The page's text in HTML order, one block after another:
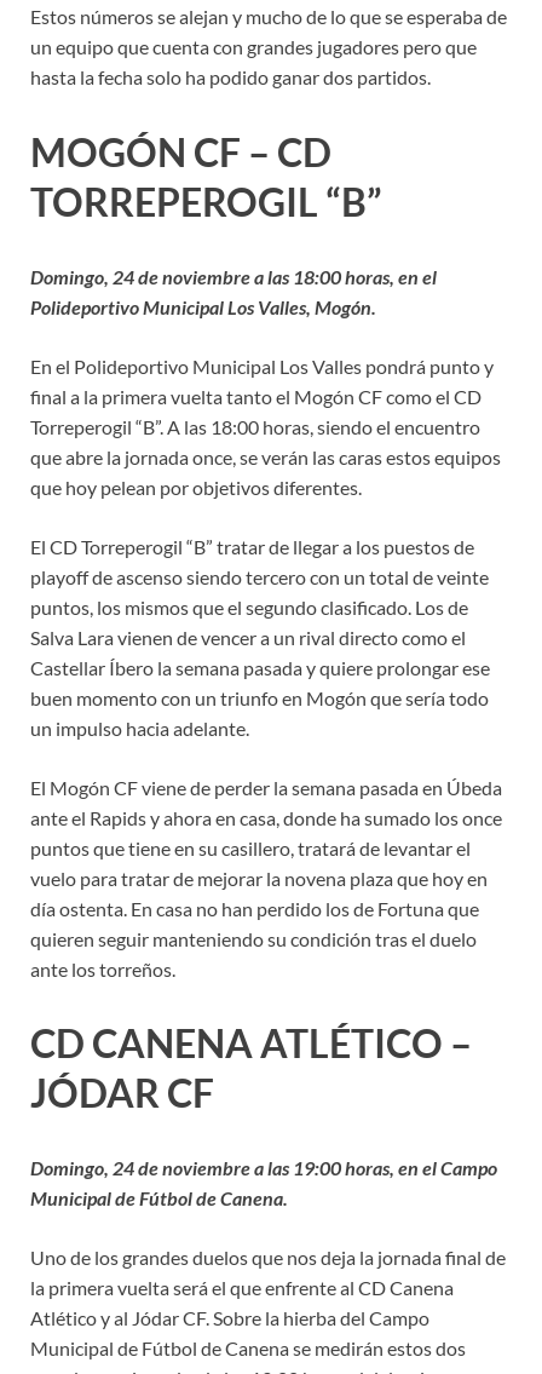
Estos números se alejan y mucho de lo que se esperaba de
un equipo que cuenta con grandes jugadores pero que
hasta la fecha solo ha podido ganar dos partidos.
MOGÓN CF – CD
TORREPEROGIL “B”
Domingo, 24 de noviembre a las 18:00 horas, en el
Polideportivo Municipal Los Valles, Mogón.
En el Polideportivo Municipal Los Valles pondrá punto y
final a la primera vuelta tanto el Mogón CF como el CD
Torreperogil “B”. A las 18:00 horas, siendo el encuentro
que abre la jornada once, se verán las caras estos equipos
que hoy pelean por objetivos diferentes.
El CD Torreperogil “B” tratar de llegar a los puestos de
playoff de ascenso siendo tercero con un total de veinte
puntos, los mismos que el segundo clasificado. Los de
Salva Lara vienen de vencer a un rival directo como el
Castellar Íbero la semana pasada y quiere prolongar ese
buen momento con un triunfo en Mogón que sería todo
un impulso hacia adelante.
El Mogón CF viene de perder la semana pasada en Úbeda
ante el Rapids y ahora en casa, donde ha sumado los once
puntos que tiene en su casillero, tratará de levantar el
vuelo para tratar de mejorar la novena plaza que hoy en
día ostenta. En casa no han perdido los de Fortuna que
quieren seguir manteniendo su condición tras el duelo
ante los torreños.
CD CANENA ATLÉTICO –
JÓDAR CF
Domingo, 24 de noviembre a las 19:00 horas, en el Campo
Municipal de Fútbol de Canena.
Uno de los grandes duelos que nos deja la jornada final de
la primera vuelta será el que enfrente al CD Canena
Atlético y al Jódar CF. Sobre la hierba del Campo
Municipal de Fútbol de Canena se medirán estos dos